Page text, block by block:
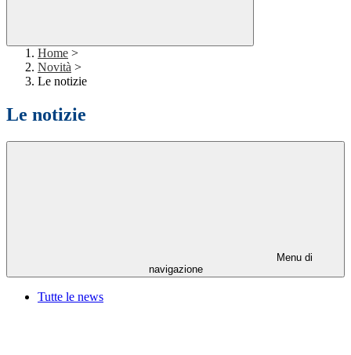
Home >
Novità >
Le notizie
Le notizie
Menu di
navigazione
Tutte le news